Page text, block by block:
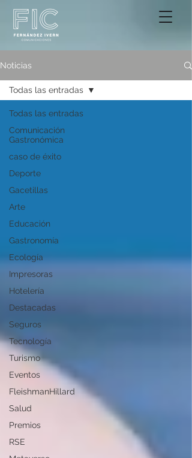
Noticias
Todas las entradas
Comunicación
Gastronómica
caso de éxito
Deporte
Gacetillas
Arte
Educación
Gastronomía
Ecología
Impresoras
Hotelería
Destacadas
Seguros
Tecnología
Turismo
Eventos
FleishmanHillard
Salud
Premios
RSE
Todas las entradas